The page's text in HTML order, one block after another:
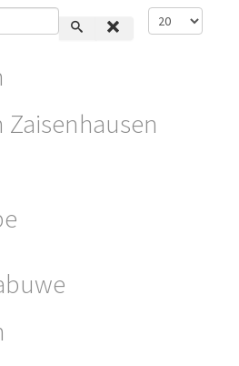
Anzeige #
Zaisenhausen